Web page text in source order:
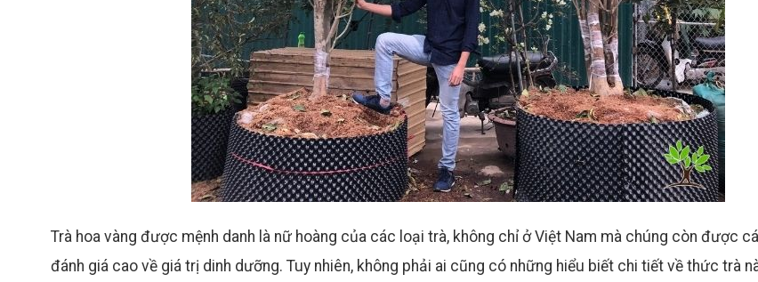
Trà hoa vàng được mệnh danh là nữ hoàng của các loại trà, không chỉ ở Việt Nam mà chúng còn được
đánh giá cao về giá trị dinh dưỡng. Tuy nhiên, không phải ai cũng có những hiểu biết chi tiết về thức trà